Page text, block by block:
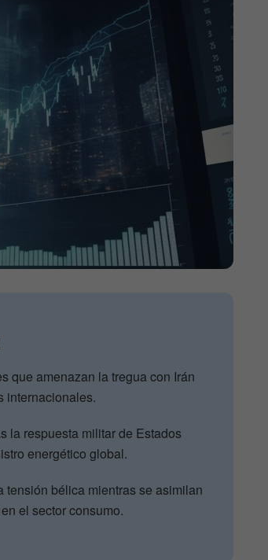
que amenazan la tregua con Irán
internacionales.
la respuesta militar de Estados
energético global.
tensión bélica mientras se asimilan
el sector consumo.